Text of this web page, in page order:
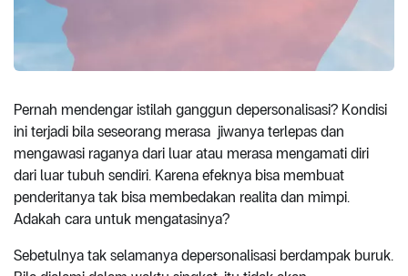
Pernah mendengar istilah ganggun depersonalisasi? Kondisi
ini terjadi bila seseorang merasa jiwanya terlepas dan
mengawasi raganya dari luar atau merasa mengamati diri
dari luar tubuh sendiri. Karena efeknya bisa membuat
penderitanya tak bisa membedakan realita dan mimpi.
Adakah cara untuk mengatasinya?
Sebetulnya tak selamanya depersonalisasi berdampak buruk.